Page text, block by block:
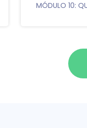
MÓDULO 10: